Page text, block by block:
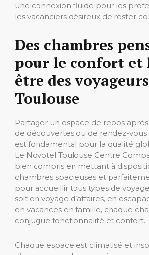
une connexion fluide pour les
les vacanciers désireux de rester
Des chambres
pour le confort et
être des
Toulouse
Partager un espace de repos
de découvertes ou de rendez-vous
est fondamental pour la qualité
Le Novotel Toulouse Centre
bien compris en mettant à
chambres spacieuses et
pour accueillir tous types de
soit en voyage d’affaires, en
en vacances en famille, chaque
conjugue fonctionnalité et confort.
Chaque espace est climatisé et